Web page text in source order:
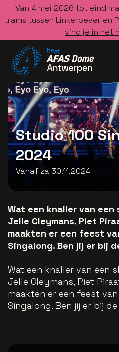
Van 4 mei 2026 tot eind
trams tussen Linkeroever en
vind je in het
Ga naar de homepage
Studio 100
2024
Vanaf za 30.11.2024
Wat een knaller van een
Jelle Cleymans, Piet
maakten er een feest
Singalong. Ben jij er bij
Wat een knaller van een
Jelle Cleymans, Piet
maakten er een feest
Singalong. Ben jij er bij